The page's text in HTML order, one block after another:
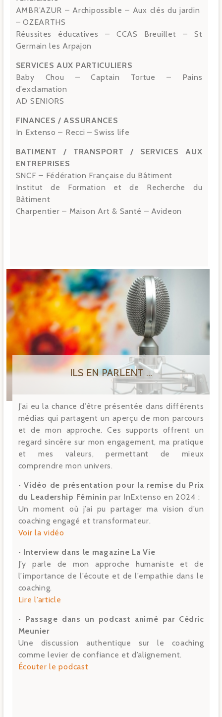
AMBR’AZUR – Archipossible – Aux clés du jardin
– OZEARTHS
Réussites éducatives – CCAS Breuillet – St
Germain les Arpajon
SERVICES AUX PARTICULIERS
Baby Chou – Captain Tortue – Pains
d’exclamation
AD SENIORS
FINANCES / ASSURANCES
In Extenso – Recci – Swiss life
BATIMENT / TRANSPORT / SERVICES AUX
ENTREPRISES
SNCF – Fédération Française du Bâtiment
Institut de Formation et de Recherche du
Bâtiment
Charpentier – Maison Art & Santé – Avideon
ILS EN PARLENT …
J’ai eu la chance d’être présentée dans différents
médias qui partagent un aperçu de mon parcours
et de mon approche. Ces supports offrent un
regard sincère sur mon engagement, ma pratique
et mes valeurs, permettant de mieux
comprendre mon univers.
• Vidéo de présentation pour la remise du Prix
du Leadership Fémininpar InExtenso en 2024 :
Un moment où j’ai pu partager ma vision d’un
coaching engagé et transformateur.
Voir la vidéo
• Interview dans le magazine La Vie
J’y parle de mon approche humaniste et de
l’importance de l’écoute et de l’empathie dans le
coaching.
Lire l’article
• Passage dans un podcast animé par Cédric
Meunier
Une discussion authentique sur le coaching
comme levier de confiance et d’alignement.
Écouter le podcast